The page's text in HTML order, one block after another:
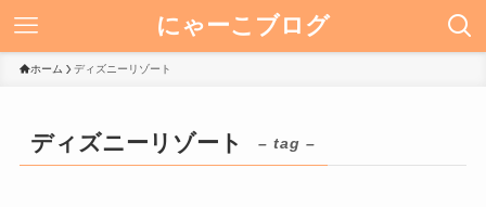
にゃーこブログ
ホーム ディズニーリゾート
ディズニーリゾート – tag –